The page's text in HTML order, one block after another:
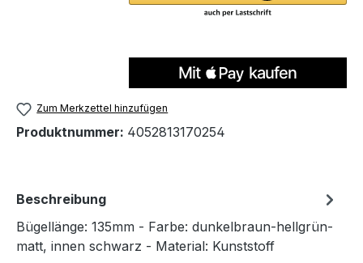
Zum Merkzettel hinzufügen
Produktnummer: 4052813170254
Beschreibung
Bügellänge: 135mm - Farbe: dunkelbraun-hellgrün-
matt, innen schwarz - Material: Kunststoff